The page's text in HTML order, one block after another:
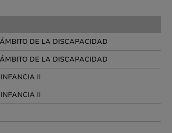
DE LA DISCAPACIDAD
DE LA DISCAPACIDAD
II
II